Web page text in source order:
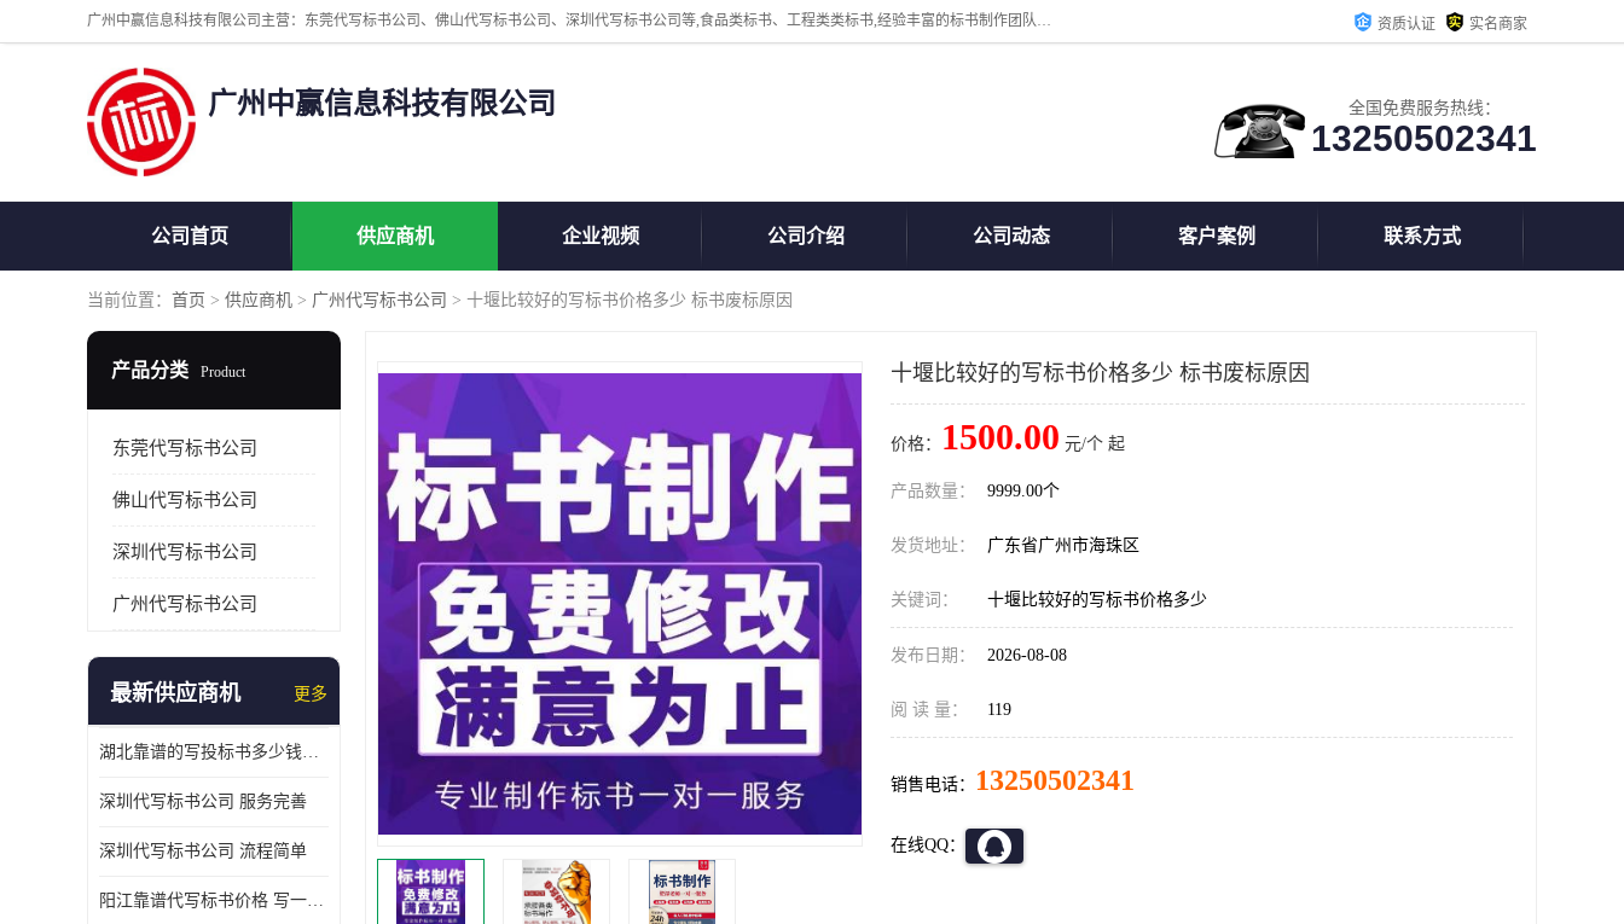
广州中赢信息科技有限公司主营：东莞代写标书公司、佛山代写标书公司、深圳代写标书公司等,食品类标书、工程类类标书,经验丰富的标书制作团队,24小时加急服务,多对一服务。 资质认证 实名商家
广州中赢信息科技有限公司 全国免费服务热线：
13250502341
公司首页 供应商机 企业视频 公司介绍 公司动态 客户案例 联系方式
当前位置： 首页 > 供应商机 > 广州代写标书公司 > 十堰比较好的写标书价格多少 标书废标原因
产品分类 Product
东莞代写标书公司
佛山代写标书公司
深圳代写标书公司
广州代写标书公司
最新供应商机 更多
湖北靠谱的写投标书多少钱一份 写一份标书多少钱
深圳代写标书公司 服务完善
深圳代写标书公司 流程简单
阳江靠谱代写标书价格 写一份标书多少钱
十堰比较好的写标书价格多少 标书废标原因
价格： 1500.00 元/个 起
产品数量： 9999.00个
发货地址： 广东省广州市海珠区
关键词： 十堰比较好的写标书价格多少
发布日期： 2026-08-08
阅 读 量： 119
销售电话： 13250502341
在线QQ：